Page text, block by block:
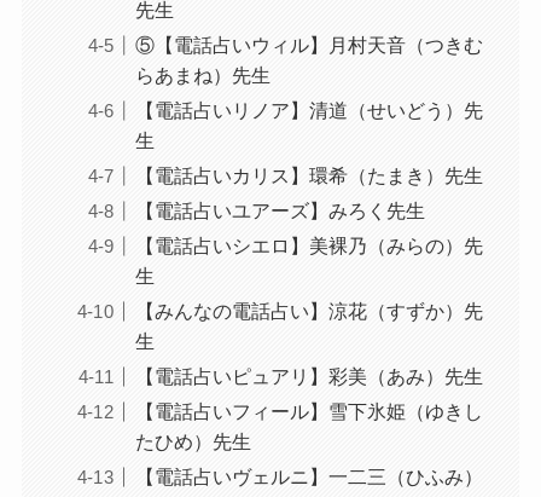
先生
⑤【電話占いウィル】月村天音（つきむ
らあまね）先生
【電話占いリノア】清道（せいどう）先
生
【電話占いカリス】環希（たまき）先生
【電話占いユアーズ】みろく先生
【電話占いシエロ】美裸乃（みらの）先
生
【みんなの電話占い】涼花（すずか）先
生
【電話占いピュアリ】彩美（あみ）先生
【電話占いフィール】雪下氷姫（ゆきし
たひめ）先生
【電話占いヴェルニ】一二三（ひふみ）